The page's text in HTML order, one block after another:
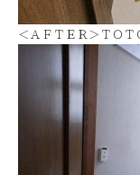
＜ＡＦＴＥＲ＞ＴＯ